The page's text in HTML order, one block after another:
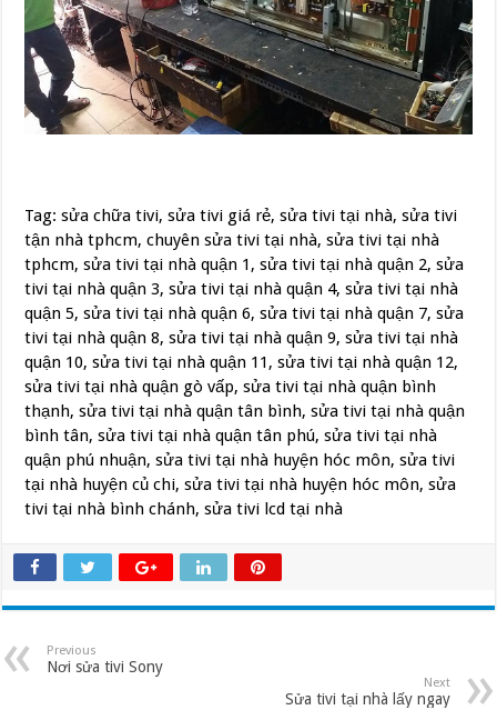
Tag: sửa chữa tivi, sửa tivi giá rẻ, sửa tivi tại nhà, sửa tivi
tận nhà tphcm, chuyên sửa tivi tại nhà, sửa tivi tại nhà
tphcm, sửa tivi tại nhà quận 1, sửa tivi tại nhà quận 2, sửa
tivi tại nhà quận 3, sửa tivi tại nhà quận 4, sửa tivi tại nhà
quận 5, sửa tivi tại nhà quận 6, sửa tivi tại nhà quận 7, sửa
tivi tại nhà quận 8, sửa tivi tại nhà quận 9, sửa tivi tại nhà
quận 10, sửa tivi tại nhà quận 11, sửa tivi tại nhà quận 12,
sửa tivi tại nhà quận gò vấp, sửa tivi tại nhà quận bình
thạnh, sửa tivi tại nhà quận tân bình, sửa tivi tại nhà quận
bình tân, sửa tivi tại nhà quận tân phú, sửa tivi tại nhà
quận phú nhuận, sửa tivi tại nhà huyện hóc môn, sửa tivi
tại nhà huyện củ chi, sửa tivi tại nhà huyện hóc môn, sửa
tivi tại nhà bình chánh, sửa tivi lcd tại nhà
Previous
Nơi sửa tivi Sony
Next
Sửa tivi tại nhà lấy ngay